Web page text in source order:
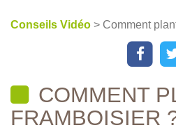
Conseils Vidéo > Comment
COMMENT
FRAMBOISIER